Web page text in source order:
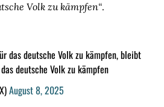
Volk zu kämpfen“.
das deutsche Volk zu kämpfen, bleibt
deutsche Volk zu kämpfen
August 8, 2025